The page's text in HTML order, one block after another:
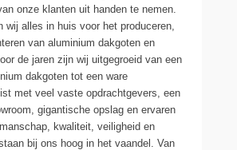
onze klanten uit handen te nemen.
wij alles in huis voor het produceren,
van aluminium dakgoten en
de jaren zijn wij uitgegroeid van een
dakgoten tot een ware
met veel vaste opdrachtgevers, een
gigantische opslag en ervaren
kwaliteit, veiligheid en
bij ons hoog in het vaandel. Van